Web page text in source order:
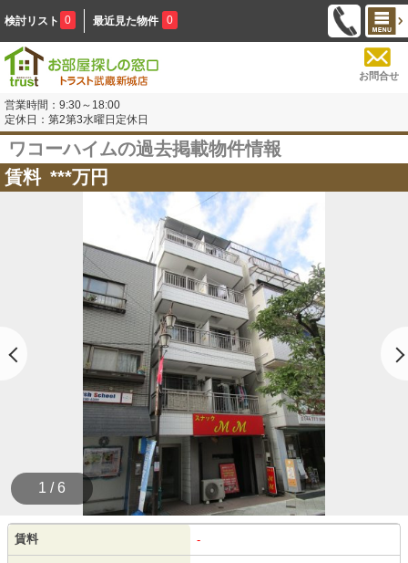
検討リスト 0 最近見た物件 0
お問合せ
営業時間：9:30～18:00
定休日：第2第3水曜日定休日
ワコーハイムの過去掲載物件情報
賃料 ***万円
1 / 6
賃料 -